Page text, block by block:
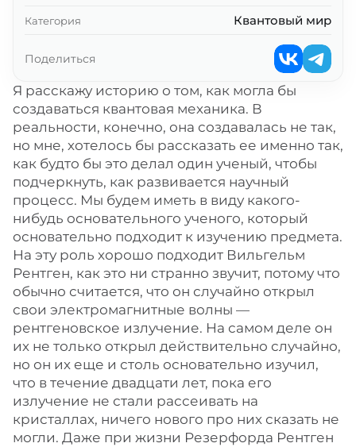
Я расскажу историю о том, как могла бы
создаваться квантовая механика. В
реальности, конечно, она создавалась не так,
но мне, хотелось бы рассказать ее именно так,
как будто бы это делал один ученый, чтобы
подчеркнуть, как развивается научный
процесс. Мы будем иметь в виду какого-
нибудь основательного ученого, который
основательно подходит к изучению предмета.
На эту роль хорошо подходит Вильгельм
Рентген, как это ни странно звучит, потому что
обычно считается, что он случайно открыл
свои электромагнитные волны —
рентгеновское излучение. На самом деле он
их не только открыл действительно случайно,
но он их еще и столь основательно изучил,
что в течение двадцати лет, пока его
излучение не стали рассеивать на
кристаллах, ничего нового про них сказать не
могли. Даже при жизни Резерфорда Рентген
Категория Квантовый мир
Поделиться